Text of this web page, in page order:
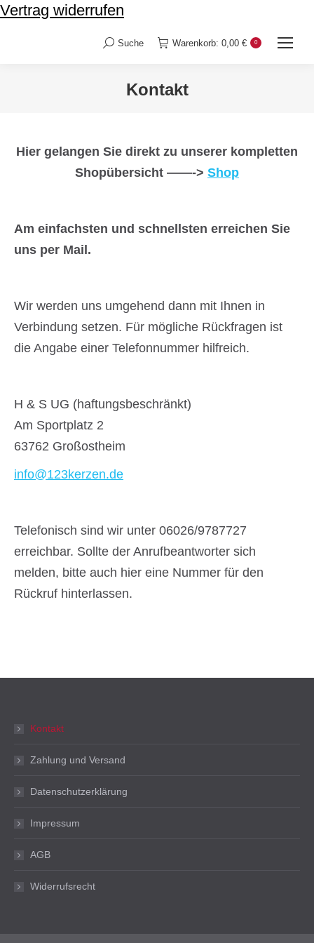
Vertrag widerrufen
Search:
Suche Warenkorb: 0,00 € 0
Kontakt
Hier gelangen Sie direkt zu unserer kompletten
Shopübersicht ——-> Shop
Am einfachsten und schnellsten erreichen Sie
uns per Mail.
Wir werden uns umgehend dann mit Ihnen in
Verbindung setzen. Für mögliche Rückfragen ist
die Angabe einer Telefonnummer hilfreich.
H & S UG (haftungsbeschränkt)
Am Sportplatz 2
63762 Großostheim
info@123kerzen.de
Telefonisch sind wir unter 06026/9787727
erreichbar. Sollte der Anrufbeantworter sich
melden, bitte auch hier eine Nummer für den
Rückruf hinterlassen.
Kontakt
Zahlung und Versand
Datenschutzerklärung
Impressum
AGB
Widerrufsrecht